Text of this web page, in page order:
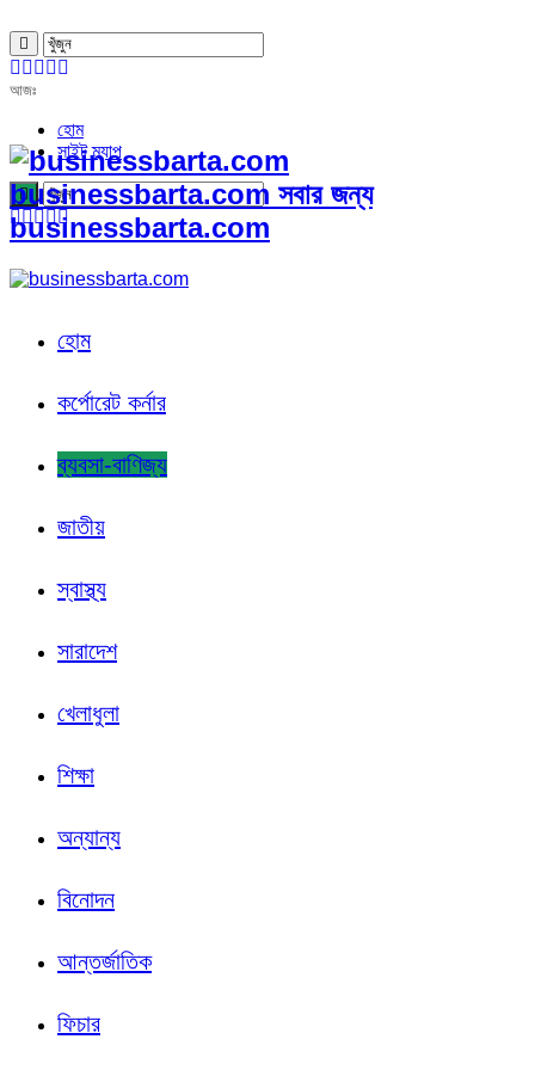
আজঃ
হোম
সাইট ম্যাপ
businessbarta.com সবার জন্য
businessbarta.com
হোম
কর্পোরেট কর্নার
ব্যবসা-বাণিজ্য
জাতীয়
স্বাস্থ্য
সারাদেশ
খেলাধুলা
শিক্ষা
অন্যান্য
বিনোদন
আন্তর্জাতিক
ফিচার